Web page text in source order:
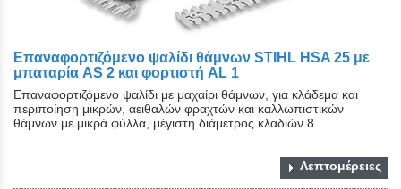
Επαναφορτιζόμενο ψαλίδι θάμνων STIHL HSA 25 με
μπαταρία AS 2 και φορτιστή AL 1
Επαναφορτιζόμενο ψαλίδι με μαχαίρι θάμνων, για κλάδεμα και
περιποίηση μικρών, αειθαλών φραχτών και καλλωπιστικών
θάμνων με μικρά φύλλα, μέγιστη διάμετρος κλαδιών 8...
Λεπτομέρειες